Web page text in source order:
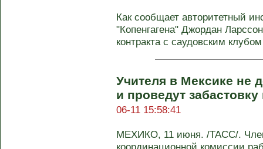
Как сообщает авторитетный
"Копенгагена" Джордан
контракта с саудовским
Учителя в Мексике не
и проведут
06-11 15:58:41
МЕХИКО, 11 июня. /ТАСС/.
координационной комиссии